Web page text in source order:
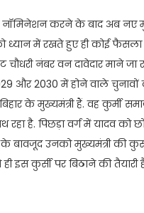
नॉमिनेशन करने के बाद अब नए
में रखते हुए ही कोई फैसला
चौधरी नंबर वन दावेदार माने
और 2030 में होने वाले
के मुख्यमंत्री हैं. वह
है. पिछड़ा वर्ग में यादव
बावजूद उनको मुख्यमंत्री की
इस कुर्सी पर बिठाने की